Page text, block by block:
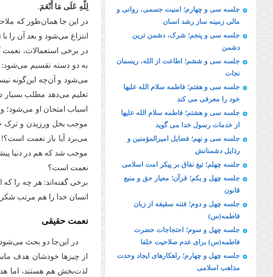
جلسه سی و چهارم؛ امنیت جسمی، روانی و
مالی زمینه ساز رشد انسان
جلسه سی و پنجم؛ شرک، دشمن ترین
دشمن
جلسه سی و ششم؛ اطاعت از الله، ریسمان
نجات
جلسه سی و هفتم؛ فاطمه سلام الله علیها
خود را معرفی می کند
جلسه سی و هشتم؛ فاطمه سلام الله علیها
از خدمات رسول خدا می گوید
جلسه سی و نهم؛ فضایل امیرالمؤمنین و
رذایل دشمنانش
جلسه چهلم؛ تیغ نفاق بر پیکر امت اسلامی
جلسه چهل و یکم؛ قرآن؛ معیار حق و منبع
قانون
جلسه چهل و دوم؛ فتنه سقیفه از زبان
فاطمه(س)
جلسه چهل و سوم؛ احتجاجات حضرت
فاطمه(س) برای عدم صلاحیت خلفا
جلسه چهل و چهارم؛ راهکارهای ایجاد وحدت
مذاهب اسلامی
لِلَّهِ عَلَى مَا أَنْعَمَ.
در این جا همان‌طور که
انتزاع می‌شود و بعد آن را
در برخی استعمالات، نعمت
به دو دسته تقسیم می‌شود:
می‌شود و آن‌چه این‌گونه نیست
تعلیم می‌دهد مطلب بسیار
اسباب امتحان او می‌شود؛
موجب بخل ورزیدن و ترک
می‌برد آیا باز نعمت
موجب شد که هم در دنیا
نعمت است؟
برخی گفته‌اند: هر چه را
انسان خدا را هم مرتب شکر
نعمت حقیقی
در این‌جا دو بحث می‌شود
از چیز‌ها خودشان هدف
لذت‌بخش هم هستند، اما